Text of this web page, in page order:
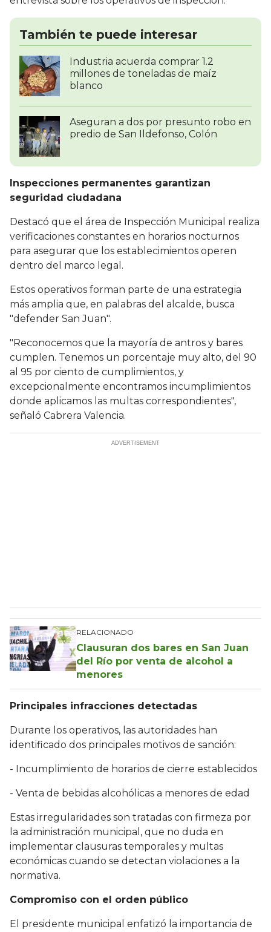
También te puede interesar
Industria acuerda comprar 1.2
millones de toneladas de maíz
blanco
Aseguran a dos por presunto robo en
predio de San Ildefonso, Colón
Inspecciones permanentes garantizan
seguridad ciudadana
Destacó que el área de Inspección Municipal realiza
verificaciones constantes en horarios nocturnos
para asegurar que los establecimientos operen
dentro del marco legal.
Estos operativos forman parte de una estrategia
más amplia que, en palabras del alcalde, busca
"defender San Juan".
"Reconocemos que la mayoría de antros y bares
cumplen. Tenemos un porcentaje muy alto, del 90
al 95 por ciento de cumplimientos, y
excepcionalmente encontramos incumplimientos
donde aplicamos las multas correspondientes",
señaló Cabrera Valencia.
RELACIONADO
Clausuran dos bares en San Juan
del Río por venta de alcohol a
menores
Principales infracciones detectadas
Durante los operativos, las autoridades han
identificado dos principales motivos de sanción:
- Incumplimiento de horarios de cierre establecidos
- Venta de bebidas alcohólicas a menores de edad
Estas irregularidades son tratadas con firmeza por
la administración municipal, que no duda en
implementar clausuras temporales y multas
económicas cuando se detectan violaciones a la
normativa.
Compromiso con el orden público
El presidente municipal enfatizó la importancia de